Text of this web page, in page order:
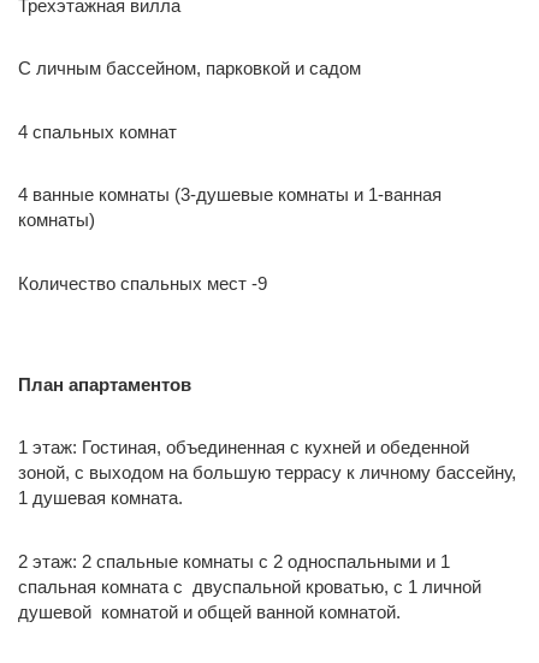
Трехэтажная вилла
С личным бассейном, парковкой и садом
4 спальных комнат
4 ванные комнаты (3-душевые комнаты и 1-ванная
комнаты)
Количество спальных мест -9
План апартаментов
1 этаж: Гостиная, объединенная с кухней и обеденной
зоной, с выходом на большую террасу к личному бассейну,
1 душевая комната.
2 этаж: 2 спальные комнаты с 2 односпальными и 1
спальная комната с двуспальной кроватью, с 1 личной
душевой комнатой и общей ванной комнатой.